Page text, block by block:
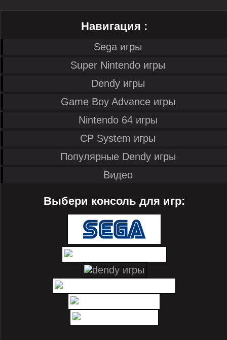
Навигация :
Sega игры
Super Nintendo игры
Dendy игры
Game Boy Advance игры
Nintendo 64 игры
CP System игры
Популярные Dendy игры
Видео
Выбери консоль для игр: